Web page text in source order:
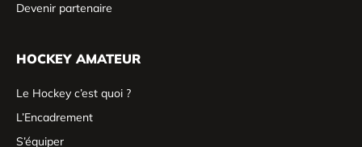
Devenir partenaire
HOCKEY AMATEUR
Le Hockey c’est quoi ?
L’Encadrement
S’équiper